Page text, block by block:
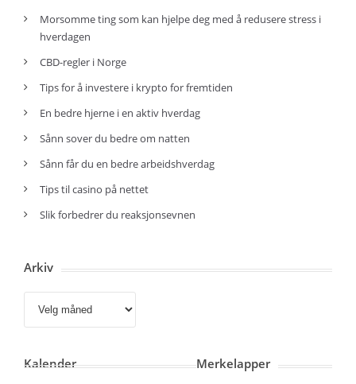
Morsomme ting som kan hjelpe deg med å redusere stress i
hverdagen
CBD-regler i Norge
Tips for å investere i krypto for fremtiden
En bedre hjerne i en aktiv hverdag
Sånn sover du bedre om natten
Sånn får du en bedre arbeidshverdag
Tips til casino på nettet
Slik forbedrer du reaksjonsevnen
Arkiv
Kalender Merkelapper